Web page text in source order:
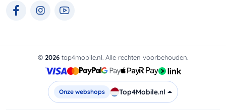
© 2026 top4mobile.nl. Alle rechten voorbehouden.
Onze webshops Top4Mobile.nl